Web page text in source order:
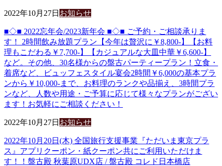
2022年10月27日 お知らせ
■◇■ 2022忘年会/2023新年会 ■◇■ ご予約・ご相談承りま
す！ 2時間飲み放題プラン【今年は贅沢に￥8,800-】【お料
理もこだわる￥7,700-】【カジュアルな大皿中華￥6,600-】
など。その他、30名様からの盤古パーティープラン！立食・
着席など、ビュッフェスタイル宴会2時間￥6,000の基本プラ
ンから￥10,000-まで、お料理のランクや品揃え、3時間プラ
ンなど、人数や用途・ご予算に応じて様々なプランがござい
ます！お気軽にご相談ください！
2022年10月27日 お知らせ
2022年10月20日(木) 全国旅行支援事業『ただいま東京プラ
ス』アプリクーポン・紙クーポン共にご利用いただけま
す！！盤古殿 秋葉原UDX店 / 盤古殿 コレド日本橋店